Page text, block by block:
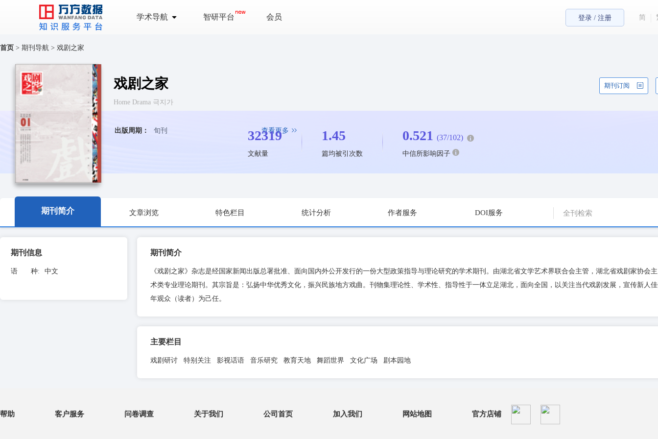
学术导航 智研平台 会员 登录 / 注册 简
首页 > 期刊导航 > 戏剧之家
戏剧之家 期刊订阅
Home Drama 극지가
出版周期： 旬刊 查看更多
32319
文献量
1.45
篇均被引次数
0.521 (37/102)
中信所影响因子
期刊简介 文章浏览 特色栏目 统计分析 作者服务 DOI服务
期刊信息
语 种: 中文
期刊简介
《戏剧之家》杂志是经国家新闻出版总署批准、面向国内外公开发行的一份大型政策指导与理论研究的学术期刊。由湖北省文学艺术界联合会主管，湖北省戏剧家协会
术类专业理论期刊。其宗旨是：弘扬中华优秀文化，振兴民族地方戏曲。刊物集理论性、学术性、指导性于一体立足湖北，面向全国，以关注当代戏剧发展，宣传新人
年观众（读者）为己任。
主要栏目
戏剧研讨 特别关注 影视话语 音乐研究 教育天地 舞蹈世界 文化广场 剧本园地
帮助 客户服务 问卷调查 关于我们 公司首页 加入我们 网站地图 官方店铺